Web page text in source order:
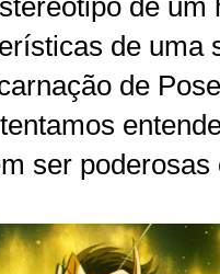
de um
de uma
de
ser